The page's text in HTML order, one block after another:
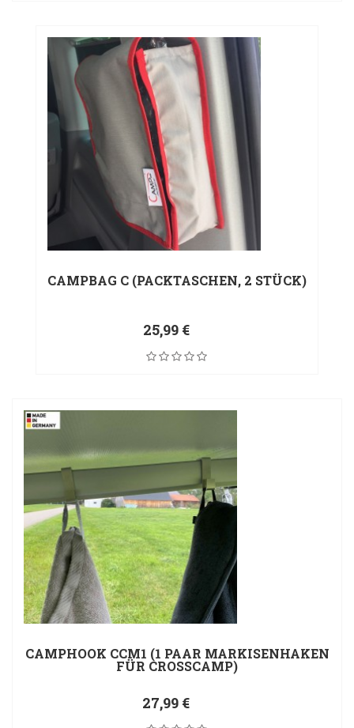
CAMPBAG C (PACKTASCHEN, 2 STÜCK)
25,99 €
CAMPHOOK CCM1 (1 PAAR MARKISENHAKEN
FÜR CROSSCAMP)
27,99 €